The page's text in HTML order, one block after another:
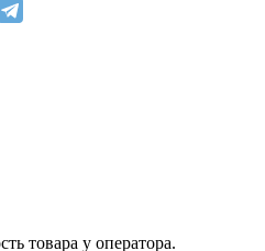
товара у оператора.